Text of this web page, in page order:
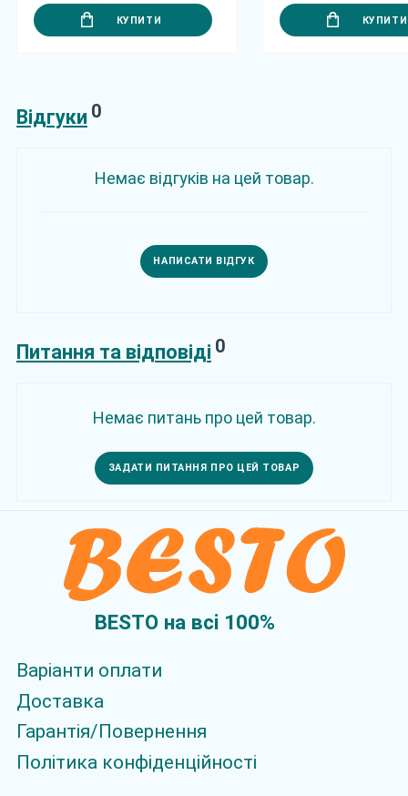
КУПИТИ КУПИТИ
Відгуки 0
Немає відгуків на цей товар.
НАПИСАТИ ВІДГУК
Питання та відповіді 0
Немає питань про цей товар.
ЗАДАТИ ПИТАННЯ ПРО ЦЕЙ ТОВАР
BESTO на всi 100%
Варіанти оплати
Доставка
Гарантія/Повернення
Політика конфіденційності